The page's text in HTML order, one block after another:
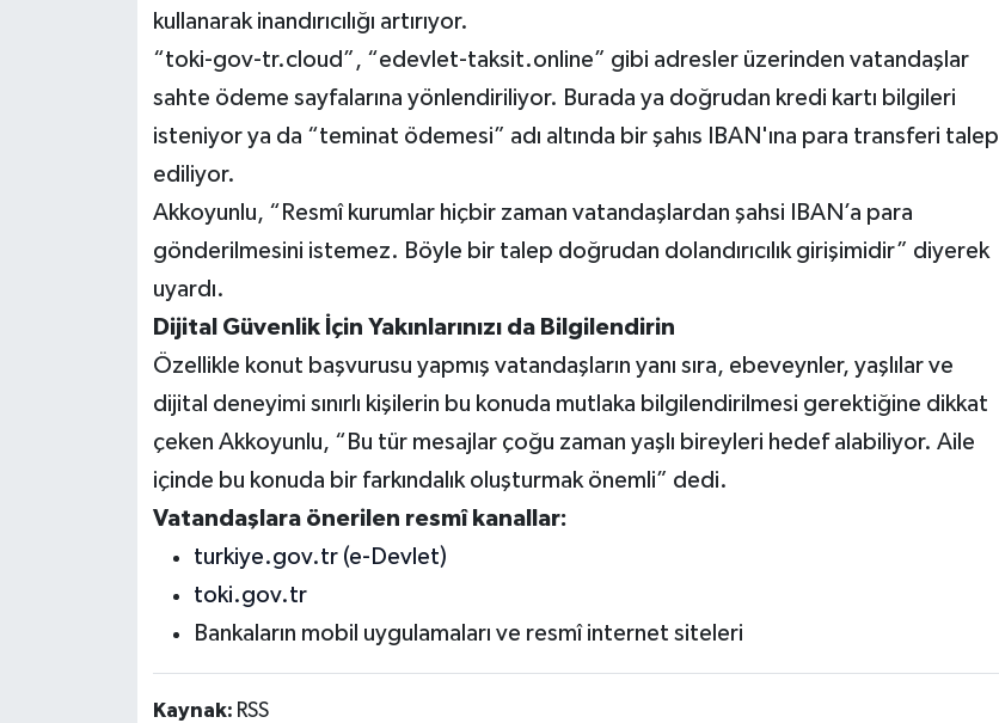
kullanarak inandırıcılığı artırıyor.
“toki-gov-tr.cloud”, “edevlet-taksit.online” gibi adresler üzerinden vatandaşlar
sahte ödeme sayfalarına yönlendiriliyor. Burada ya doğrudan kredi kartı bilgileri
isteniyor ya da “teminat ödemesi” adı altında bir şahıs IBAN'ına para transferi talep
ediliyor.
Akkoyunlu, “Resmî kurumlar hiçbir zaman vatandaşlardan şahsi IBAN’a para
gönderilmesini istemez. Böyle bir talep doğrudan dolandırıcılık girişimidir” diyerek
uyardı.
Dijital Güvenlik İçin Yakınlarınızı da Bilgilendirin
Özellikle konut başvurusu yapmış vatandaşların yanı sıra, ebeveynler, yaşlılar ve
dijital deneyimi sınırlı kişilerin bu konuda mutlaka bilgilendirilmesi gerektiğine dikkat
çeken Akkoyunlu, “Bu tür mesajlar çoğu zaman yaşlı bireyleri hedef alabiliyor. Aile
içinde bu konuda bir farkındalık oluşturmak önemli” dedi.
Vatandaşlara önerilen resmî kanallar:
turkiye.gov.tr (e-Devlet)
toki.gov.tr
Bankaların mobil uygulamaları ve resmî internet siteleri
Kaynak: RSS